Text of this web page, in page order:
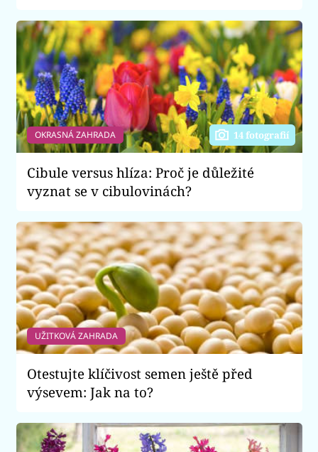
OKRASNÁ ZAHRADA 14 fotografií
Cibule versus hlíza: Proč je důležité
vyznat se v cibulovinách?
UŽITKOVÁ ZAHRADA
Otestujte klíčivost semen ještě před
výsevem: Jak na to?